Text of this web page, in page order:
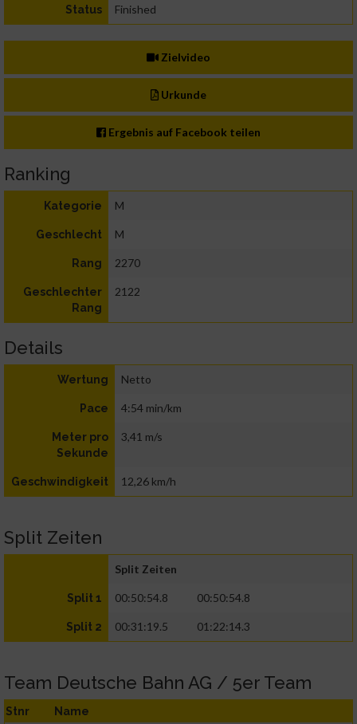
Status Finished
Zielvideo
Urkunde
Ergebnis auf Facebook teilen
Ranking
Kategorie M
Geschlecht M
Rang 2270
Geschlechter
Rang
2122
Details
Wertung Netto
Pace 4:54 min/km
Meter pro
Sekunde
3,41 m/s
Geschwindigkeit 12,26 km/h
Split Zeiten
Split Zeiten
Split 1 00:50:54.8 00:50:54.8
Split 2 00:31:19.5 01:22:14.3
Team Deutsche Bahn AG / 5er Team
Stnr Name